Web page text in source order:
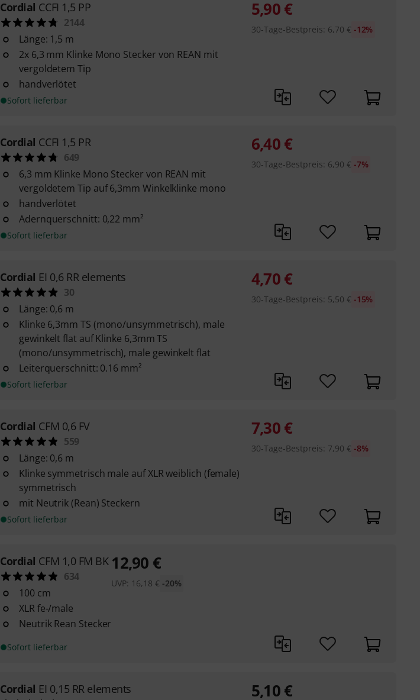
Cordial CCFI 1,5 PP
2144
Länge: 1,5 m
2x 6,3 mm Klinke Mono Stecker von REAN mit
vergoldetem Tip
handverlötet
Sofort lieferbar
5,90€
30-Tage-Bestpreis: 6,70 € -12%
Cordial CCFI 1,5 PR
649
6,3 mm Klinke Mono Stecker von REAN mit
vergoldetem Tip auf 6,3mm Winkelklinke mono
handverlötet
Adernquerschnitt: 0,22 mm²
Sofort lieferbar
6,40€
30-Tage-Bestpreis: 6,90 € -7%
Cordial EI 0,6 RR elements
30
Länge: 0,6 m
Klinke 6,3mm TS (mono/unsymmetrisch), male
gewinkelt flat auf Klinke 6,3mm TS
(mono/unsymmetrisch), male gewinkelt flat
Leiterquerschnitt: 0.16 mm²
Sofort lieferbar
4,70€
30-Tage-Bestpreis: 5,50 € -15%
Cordial CFM 0,6 FV
559
Länge: 0,6 m
Klinke symmetrisch male auf XLR weiblich (female)
symmetrisch
mit Neutrik (Rean) Steckern
Sofort lieferbar
7,30€
30-Tage-Bestpreis: 7,90 € -8%
Cordial CFM 1,0 FM BK
634
100 cm
XLR fe-/male
Neutrik Rean Stecker
Sofort lieferbar
12,90 €
UVP: 16,18 € -20%
Cordial EI 0,15 RR elements 5,10€